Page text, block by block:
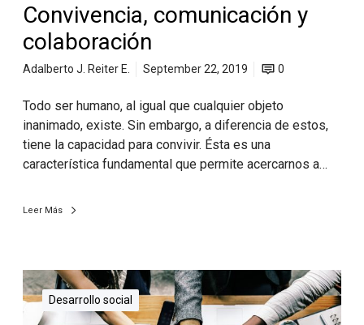
Convivencia, comunicación y
colaboración
Adalberto J. Reiter E. September 22, 2019 0
Todo ser humano, al igual que cualquier objeto
inanimado, existe. Sin embargo, a diferencia de estos,
tiene la capacidad para convivir. Ésta es una
característica fundamental que permite acercarnos a…
Leer Más
Desarrollo social